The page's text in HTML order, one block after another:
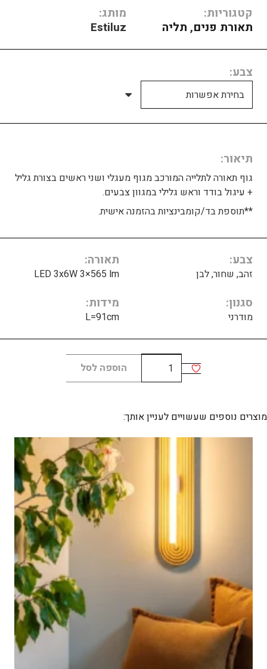
קטגוריות:
תאורת פנים, תליה
מותג:
Estiluz
צבע
תיאור
גוף תאורה לתלייה המורכב מגוף מעגלי ושני ראשים בצורת גליל
+ עיגול בודד וראש גלילי במגוון צבעים.
**תוספת בד/קומבינציות בהזמנה אישית.
צבע
זהב, שחור, לבן
תאורה
LED 3x6W 3×565 lm
סגנון
מודרני
מידות
L=91cm
כמות
של
3
הוספה לסל
מוצרים נוספים שעשויים לעניין אותך: